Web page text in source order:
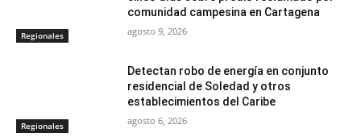
Regionales
comunidad campesina en Cartagena
agosto 9, 2026
Regionales
Detectan robo de energía en conjunto
residencial de Soledad y otros
establecimientos del Caribe
agosto 6, 2026